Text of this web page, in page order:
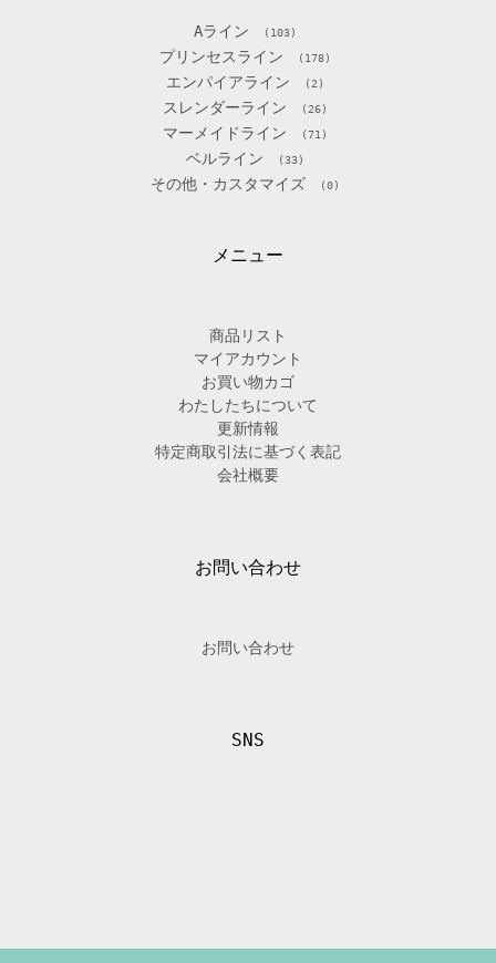
Aライン (103)
プリンセスライン (178)
エンパイアライン (2)
スレンダーライン (26)
マーメイドライン (71)
ベルライン (33)
その他・カスタマイズ (0)
メニュー
商品リスト
マイアカウント
お買い物カゴ
わたしたちについて
更新情報
特定商取引法に基づく表記
会社概要
お問い合わせ
お問い合わせ
SNS